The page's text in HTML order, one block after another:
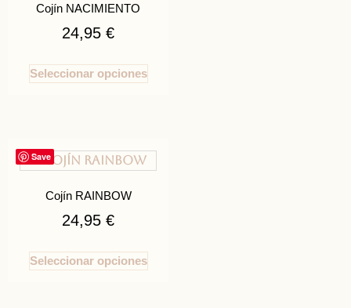
Cojín NACIMIENTO
24,95€
Seleccionar opciones
Save
Cojín RAINBOW
24,95€
Seleccionar opciones